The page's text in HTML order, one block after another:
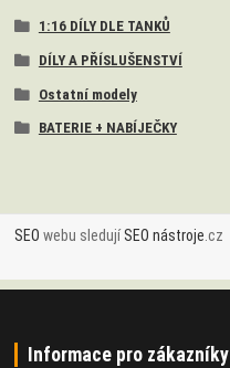
1:16 DÍLY DLE TANKŮ
DÍLY A PŘÍSLUŠENSTVÍ
Ostatní modely
BATERIE + NABÍJEČKY
SEO webu sledujíSEO nástroje .cz
Informace pro zákazníky